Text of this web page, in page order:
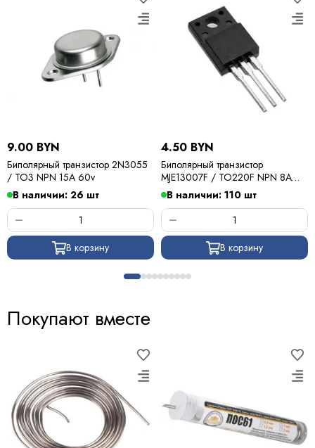
9.00 BYN
Биполярный транзистор 2N3055
/ TO3 NPN 15A 60v
В наличии: 26 шт
В корзину
4.50 BYN
Биполярный транзистор
MJE13007F / TO220F NPN 8A
400v
В наличии: 110 шт
В корзину
Покупают вместе